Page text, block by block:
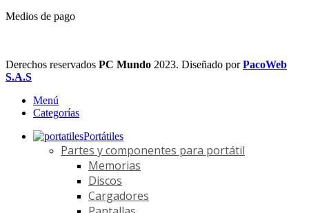
Medios de pago
Derechos reservados PC Mundo 2023. Diseñado porPacoWeb
S.A.S
Menú
Categorías
Portátiles
Partes y componentes para portátil
Memorias
Discos
Cargadores